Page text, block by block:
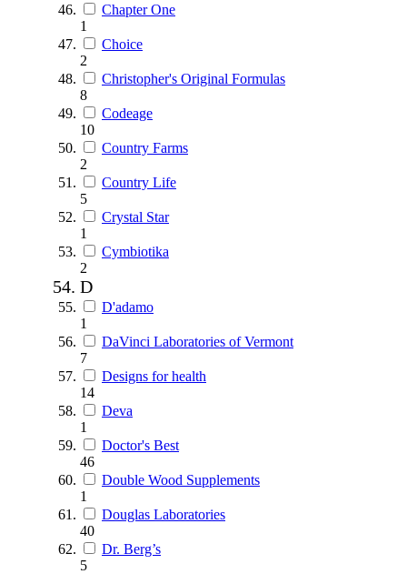
Chapter One
1
Choice
2
Christopher's Original Formulas
8
Codeage
10
Country Farms
2
Country Life
5
Crystal Star
1
Cymbiotika
2
D
D'adamo
1
DaVinci Laboratories of Vermont
7
Designs for health
14
Deva
1
Doctor's Best
46
Double Wood Supplements
1
Douglas Laboratories
40
Dr. Berg’s
5